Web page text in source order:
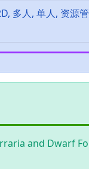
多人, 单人, 资源
and Dwarf